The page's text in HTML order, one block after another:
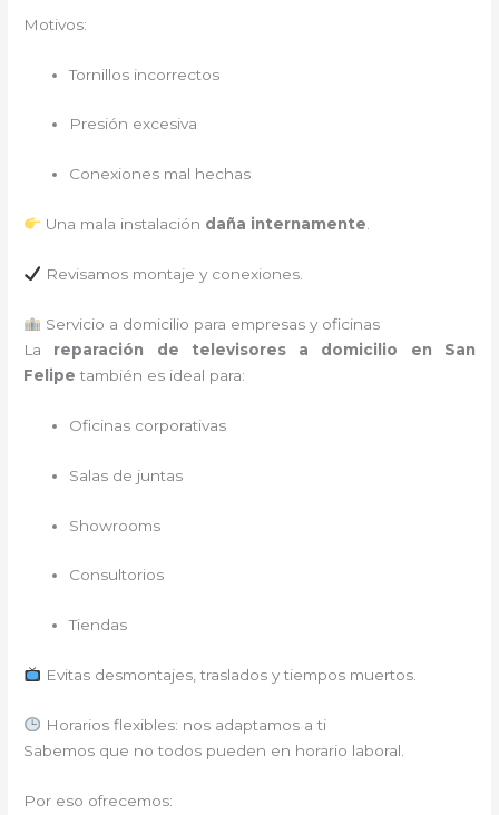
Motivos:
Tornillos incorrectos
Presión excesiva
Conexiones mal hechas
Una mala instalación daña internamente
Revisamos montaje y conexiones.
Servicio a domicilio para empresas y oficinas
La reparación de televisores a domicilio en San
Felipe también es ideal para:
Oficinas corporativas
Salas de juntas
Showrooms
Consultorios
Tiendas
Evitas desmontajes, traslados y tiempos muertos.
Horarios flexibles: nos adaptamos a ti
Sabemos que no todos pueden en horario laboral.
Por eso ofrecemos: